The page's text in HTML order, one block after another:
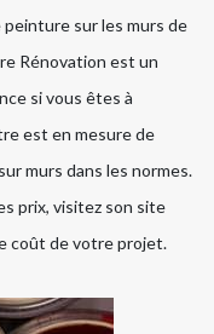
peinture sur les murs de
Rénovation est un
si vous êtes à
est en mesure de
murs dans les normes.
prix, visitez son site
coût de votre projet.